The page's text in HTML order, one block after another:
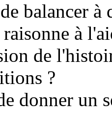
balancer
à
de
?
donner un